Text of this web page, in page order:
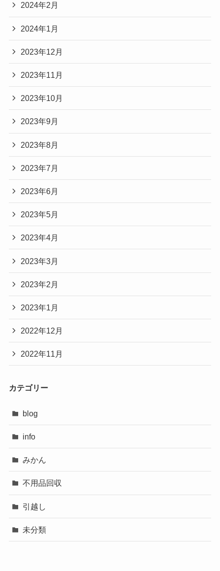
2024年2月
2024年1月
2023年12月
2023年11月
2023年10月
2023年9月
2023年8月
2023年7月
2023年6月
2023年5月
2023年4月
2023年3月
2023年2月
2023年1月
2022年12月
2022年11月
カテゴリー
blog
info
みかん
不用品回収
引越し
未分類